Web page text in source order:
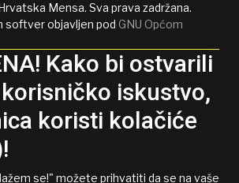
Mensa. Sva prava zadržana.
softver objavljen pod GNU Općom
Kako bi ostvarili
iskustvo,
koristi kolačiće
se!" možete prihvatiti da se na vaše